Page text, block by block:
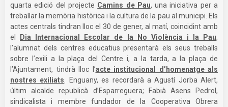
quarta edició del projecte Camins de Pau, una iniciativa per a
treballar la memòria històrica i la cultura de la pau al municipi. Els
actes centrals tindran lloc el 30 de gener, al matí, coincidint amb
el
Dia Internacional Escolar de la No Violència i la Pau,
l'alumnat dels centres educatius presentarà els seus treballs
sobre l’exili a la plaça del Centre i, a la tarda, a la plaça de
l’Ajuntament, tindrà lloc l’acte institucional d’homenatge als
nostres exiliats . Enguany, es recordarà a Agustí Jorba Alert,
últim alcalde republicà d’Esparreguera; Fabià Asens Pedrol,
sindicalista i membre fundador de la Cooperativa Obrera